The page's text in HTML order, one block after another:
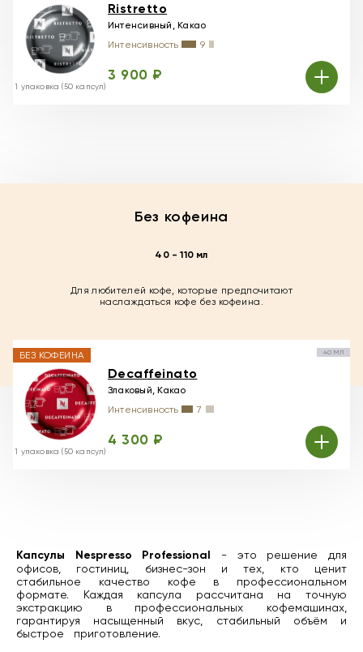
1 упаковка (50 капсул)
Ristretto
Интенсивный, Какао
Интенсивность
9
3 900 ₽
Без кофеина
40 - 110 мл
Для любителей кофе, которые предпочитают
наслаждаться кофе без кофеина.
БЕЗ КОФЕИНА
1 упаковка (50 капсул)
Decaffeinato
Злаковый, Какао
Интенсивность
7
4 300 ₽
40 МЛ
Капсулы Nespresso Professional - это решение для
офисов, гостиниц, бизнес-зон и тех, кто ценит
стабильное качество кофе в профессиональном
формате. Каждая капсула рассчитана на точную
экстракцию в профессиональных кофемашинах,
гарантируя насыщенный вкус, стабильный объём и
быстрое приготовление.